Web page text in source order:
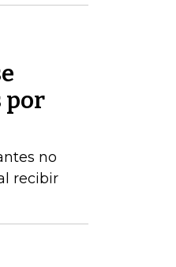
por
no
recibir